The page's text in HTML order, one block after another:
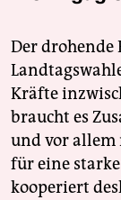
Der drohende
Kräfte
braucht es
und vor allem
für eine
kooperiert